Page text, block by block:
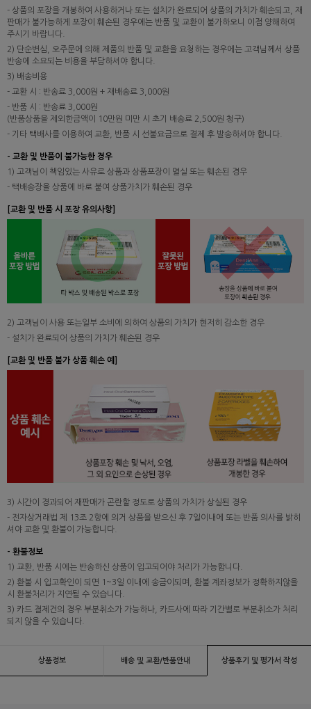
- 상품의 포장을 개봉하여 사용하거나 또는 설치가 완료되어 상품의 가치가 훼손되고, 재
판매가 불가능하게 포장이 훼손된 경우에는 반품 및 교환이 불가하오니 이점 양해하여
주시기 바랍니다.
2) 단순변심, 오주문에 의해 제품의 반품 및 교환을 요청하는 경우에는 고객님께서 상품
반송에 소요되는 비용을 부담하셔야 합니다.
3) 배송비용
- 교환 시 : 반송료 3,000원 + 재배송료 3,000원
- 반품 시 : 반송료 3,000원
(반품상품을 제외한금액이 10만원 미만 시 초기 배송료 2,500원 청구)
- 기타 택배사를 이용하여 교환, 반품 시 선불요금으로 결제 후 발송하셔야 합니다.
- 교환 및 반품이 불가능한 경우
1) 고객님이 책임있는 사유로 상품과 상품포장이 멸실 또는 훼손된 경우
- 택배송장을 상품에 바로 붙여 상품가치가 훼손된 경우
[교환 및 반품 시 포장 유의사항]
2) 고객님이 사용 또는일부 소비에 의하여 상품의 가치가 현저히 감소한 경우
- 설치가 완료되어 상품의 가치가 훼손된 경우
[교환 및 반품 불가 상품 훼손 예]
3) 시간이 경과되어 재판매가 곤란할 정도로 상품의 가치가 상실된 경우
- 전자상거래법 제 13조 2항에 의거 상품을 받으신 후 7일이내에 또는 반품 의사를 밝히
셔야 교환 및 환불이 가능합니다.
- 환불정보
1) 교환, 반품 시에는 반송하신 상품이 입고되어야 처리가 가능합니다.
2) 환불 시 입고확인이 되면 1~3일 이내에 송금이되며, 환불 계좌정보가 정확하지않을
시 환불처리가 지연될 수 있습니다.
3) 카드 결제건의 경우 부분취소가 가능하나, 카드사에 따라 기간별로 부분취소가 처리
되지 않을 수 있습니다.
상품정보 배송 및 교환/반품안내 상품후기 및 평가서 작성